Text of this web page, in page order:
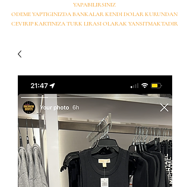
YAPABILIRSINIZ
ODEME YAPTIGINIZDA BANKALAR KENDI DOLAR KURUNDAN
CEVIRIP KARTINIZA TURK LIRASI OLARAK YANSITMAKTADIR